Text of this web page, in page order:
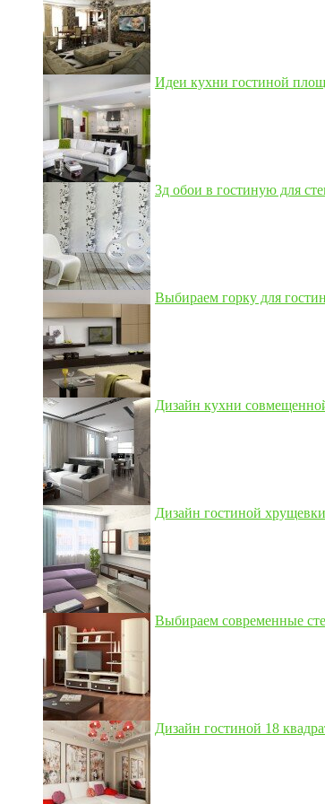
Идеи кухни гостиной
3д обои в гостиную для
Выбираем горку для
Дизайн кухни
Дизайн гостиной
Выбираем современные
Дизайн гостиной 18